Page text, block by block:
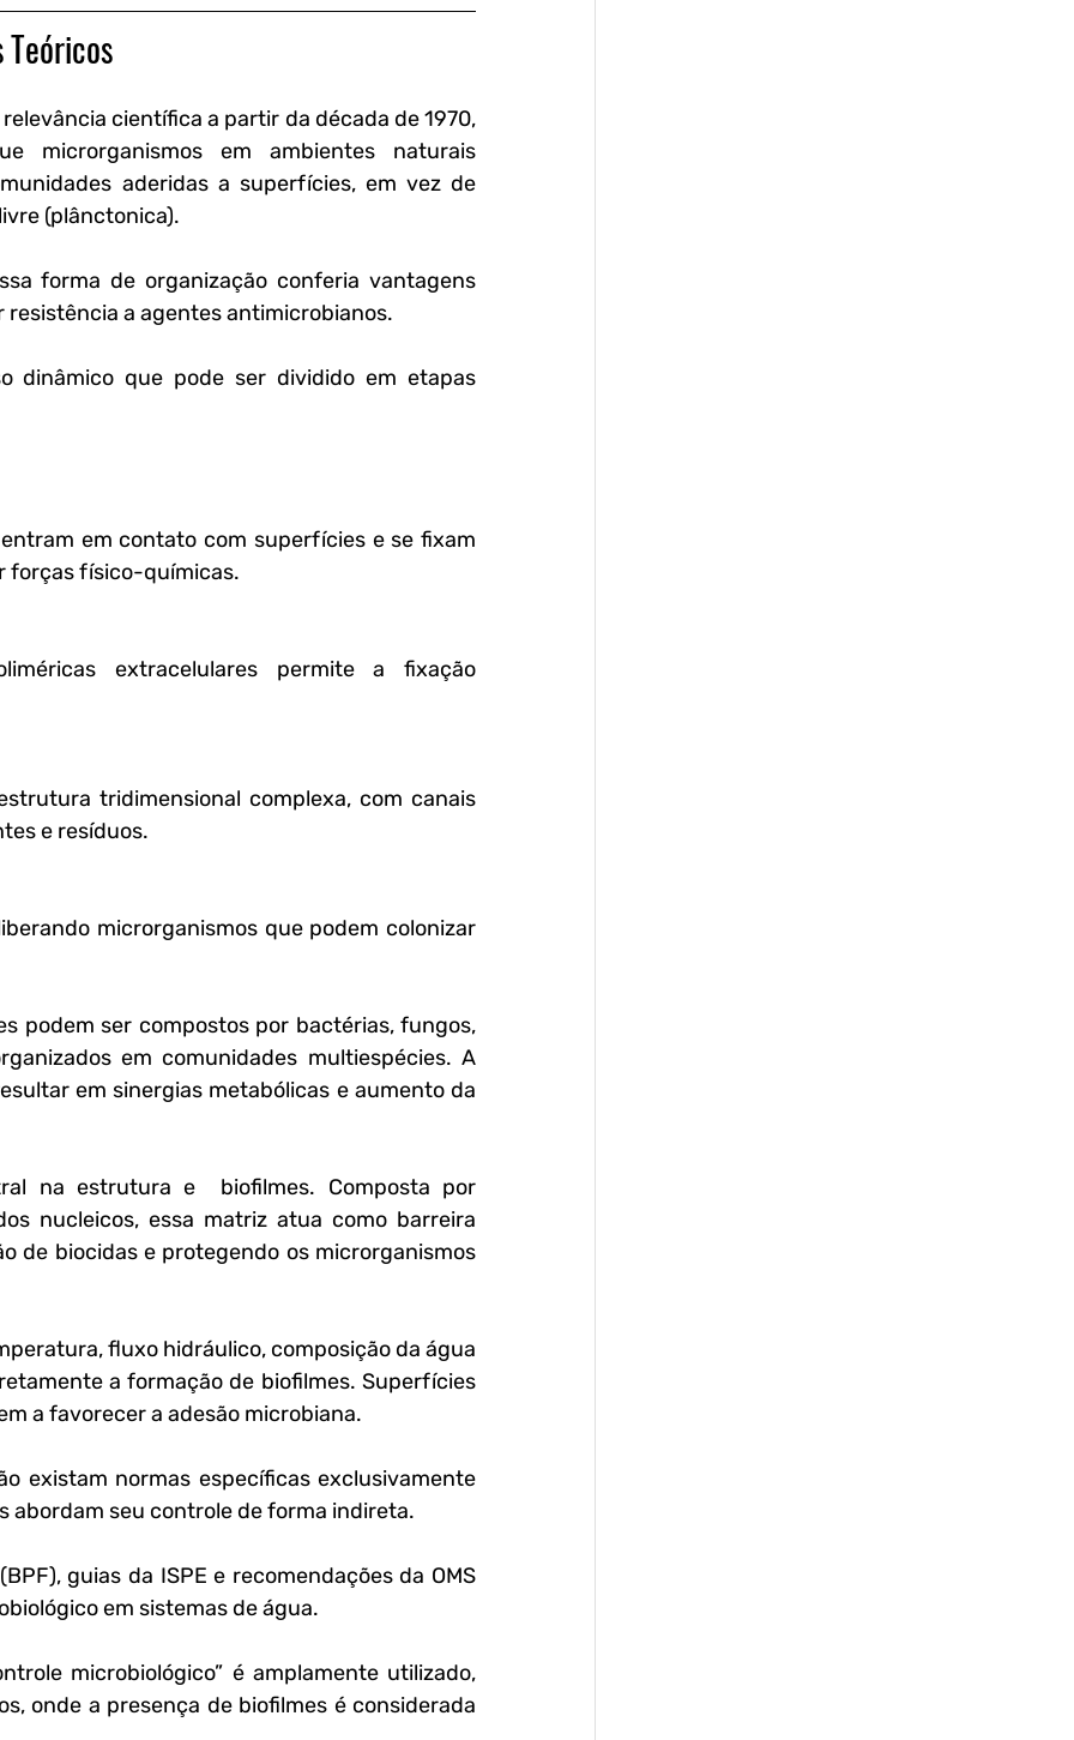
científica a partir da década de 1970,
microrganismos em ambientes naturais
aderidas a superfícies, em vez de
(plânctonica).
forma de organização conferia vantagens
a agentes antimicrobianos.
dinâmico que pode ser dividido em etapas
forças físico-químicas.
e resíduos.
podem ser compostos por bactérias, fungos,
em comunidades multiespécies. A
em sinergias metabólicas e aumento da
na estrutura e  biofilmes. Composta por
nucleicos, essa matriz atua como barreira
de biocidas e protegendo os microrganismos
fluxo hidráulico, composição da água
a formação de biofilmes. Superfícies
a favorecer a adesão microbiana.
existam normas específicas exclusivamente
abordam seu controle de forma indireta.
guias da ISPE e recomendações da OMS
em sistemas de água.
microbiológico” é amplamente utilizado,
onde a presença de biofilmes é considerada